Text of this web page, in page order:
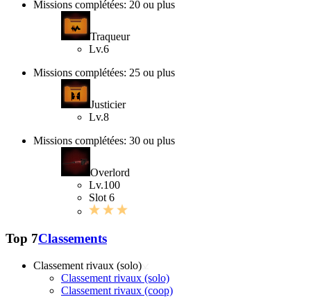
Missions complétées: 20 ou plus
Traqueur
Lv.6
Missions complétées: 25 ou plus
Justicier
Lv.8
Missions complétées: 30 ou plus
Overlord
Lv.100
Slot 6
Top 7Classements
Classement rivaux (solo)
Classement rivaux (solo)
Classement rivaux (coop)